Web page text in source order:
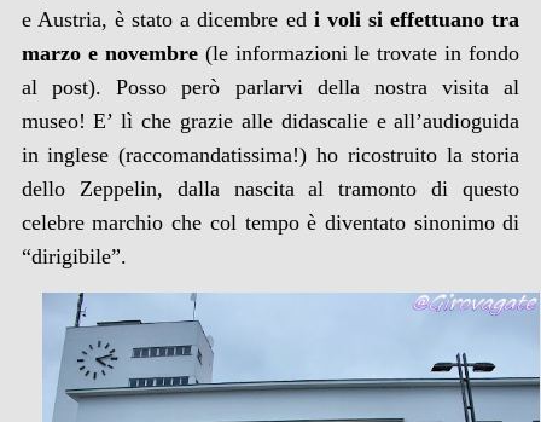
e Austria, è stato a dicembre ed i voli si effettuano tra
marzo e novembre (le informazioni le trovate in fondo
al post). Posso però parlarvi della nostra visita al
museo! E’ lì che grazie alle didascalie e all’audioguida
in inglese (raccomandatissima!) ho ricostruito la storia
dello Zeppelin, dalla nascita al tramonto di questo
celebre marchio che col tempo è diventato sinonimo di
“dirigibile”.